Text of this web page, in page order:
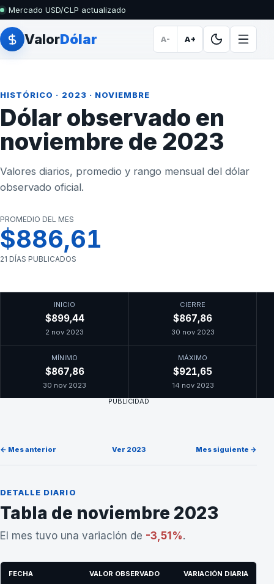
Mercado USD/CLP actualizado
ValorDólar A- A+
HISTÓRICO · 2023 · NOVIEMBRE
Dólar observado en
noviembre de 2023
Valores diarios, promedio y rango mensual del dólar
observado oficial.
PROMEDIO DEL MES
$886,61
21 DÍAS PUBLICADOS
INICIO
$899,44
2 nov 2023
CIERRE
$867,86
30 nov 2023
MÍNIMO
$867,86
30 nov 2023
MÁXIMO
$921,65
14 nov 2023
PUBLICIDAD
← Mes anterior Ver 2023 Mes siguiente →
DETALLE DIARIO
Tabla de noviembre 2023
El mes tuvo una variación de -3,51%.
FECHA VALOR OBSERVADO VARIACIÓN DIARIA